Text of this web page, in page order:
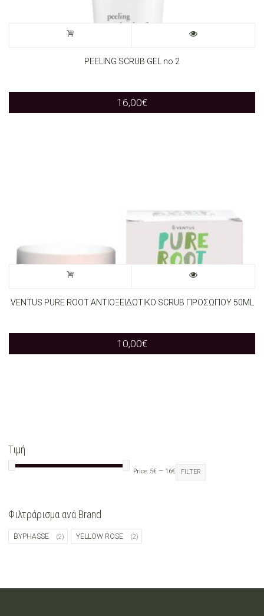
PEELING SCRUB GEL no 2
16,00€
VENTUS PURE ROOT ΑΝΤΙΟΞΕΙΔΩΤΙΚΟ SCRUB ΠΡΟΣΩΠΟΥ 50ML
10,00€
Τιμή
FILTER
Price: 5€ — 16€
Φιλτράρισμα ανά Brand
BYPHASSE (2) YELLOW ROSE (2)